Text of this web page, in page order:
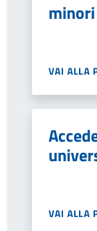
minori
VAI ALLA
VAI ALLA